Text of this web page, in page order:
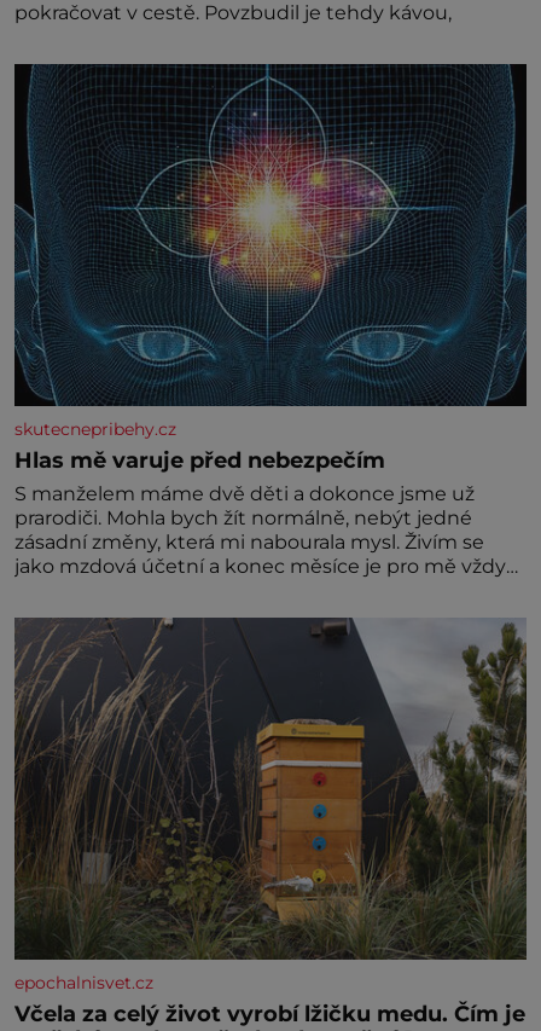
pokračovat v cestě. Povzbudil je tehdy kávou,
skutecnepribehy.cz
Hlas mě varuje před nebezpečím
S manželem máme dvě děti a dokonce jsme už
prarodiči. Mohla bych žít normálně, nebýt jedné
zásadní změny, která mi nabourala mysl. Živím se
jako mzdová účetní a konec měsíce je pro mě vždy
máme vnoučata, mi dcera čím dál častěji volá o
pomoc, co se hlídání týče. Dalo by se
epochalnisvet.cz
Včela za celý život vyrobí lžičku medu. Čím je